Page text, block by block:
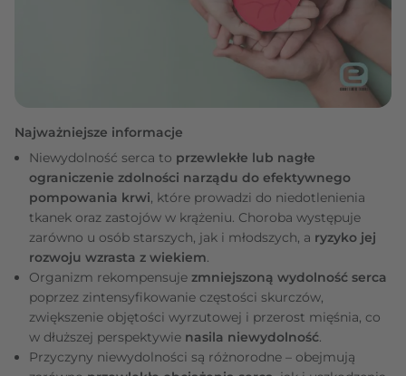
Najważniejsze informacje
Niewydolność serca to przewlekłe lub nagłe
ograniczenie zdolności narządu do efektywnego
pompowania krwi, które prowadzi do niedotlenienia
tkanek oraz zastojów w krążeniu. Choroba występuje
zarówno u osób starszych, jak i młodszych, a ryzyko jej
rozwoju wzrasta z wiekiem.
Organizm rekompensuje zmniejszoną wydolność serca
poprzez zintensyfikowanie częstości skurczów,
zwiększenie objętości wyrzutowej i przerost mięśnia, co
w dłuższej perspektywie nasila niewydolność.
Przyczyny niewydolności są różnorodne – obejmują